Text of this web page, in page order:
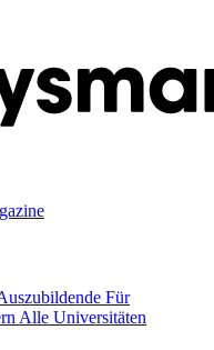
Für
Alle Universitäten